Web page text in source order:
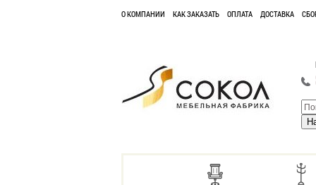
О КОМПАНИИ КАК ЗАКАЗАТЬ ОПЛАТА ДОСТАВКА